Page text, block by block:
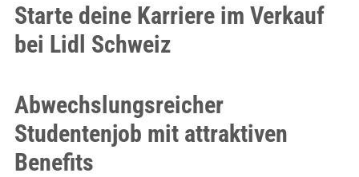
Starte deine Karriere im Verkauf
bei Lidl Schweiz
Abwechslungsreicher
Studentenjob mit attraktiven
Benefits